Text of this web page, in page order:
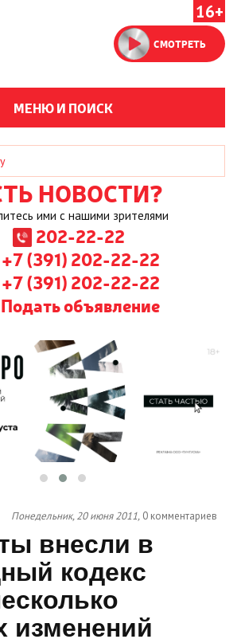
16+
СМОТРЕТЬ
МЕНЮ И ПОИСК
НОВОСТИ?
ими с нашими зрителями
202-22-22
+7 (391) 202-22-22
+7 (391) 202-22-22
Подать объявление
Понедельник, 20 июня 2011, 0 комментариев
внесли в
кодекс
изменений